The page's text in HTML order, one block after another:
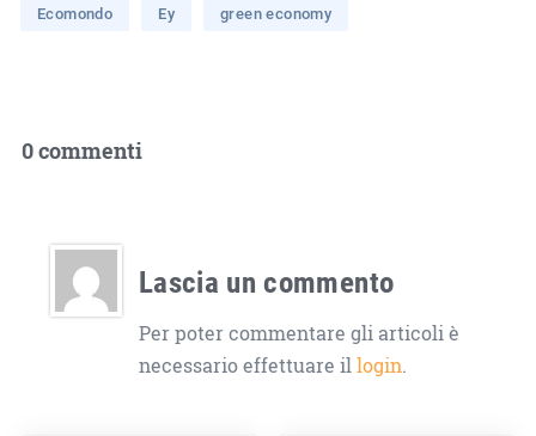
Ecomondo Ey green economy
0 commenti
Lascia un commento
Per poter commentare gli articoli è
necessario effettuare illogin.